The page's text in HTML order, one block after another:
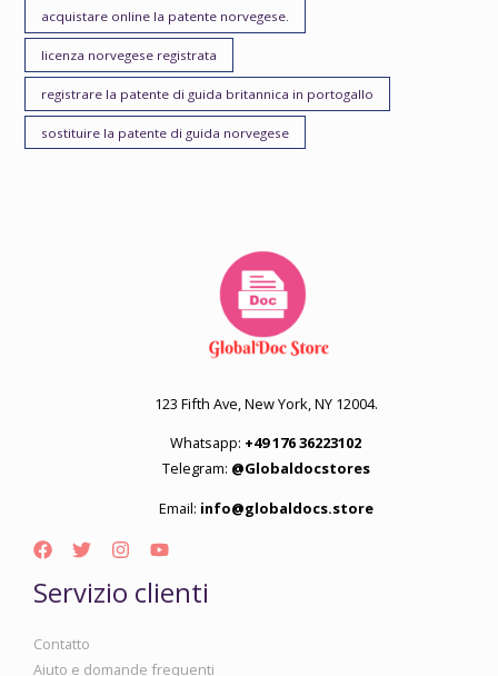
acquistare online la patente norvegese.
licenza norvegese registrata
registrare la patente di guida britannica in portogallo
sostituire la patente di guida norvegese
123 Fifth Ave, New York, NY 12004.
Whatsapp: +49 176 36223102
Telegram: @Globaldocstores
Email: info@globaldocs.store
Servizio clienti
Contatto
Aiuto e domande frequenti